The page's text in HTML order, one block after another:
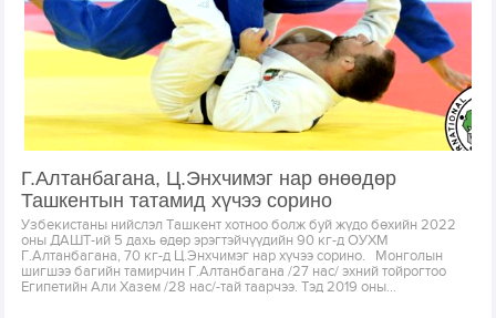
Г.Алтанбагана, Ц.Энхчимэг нар өнөөдөр
Ташкентын татамид хүчээ сорино
Узбекистаны нийслэл Ташкент хотноо болж буй жүдо бөхийн 2022
оны ДАШТ-ий 5 дахь өдөр эрэгтэйчүүдийн 90 кг-д ОУХМ
Г.Алтанбагана, 70 кг-д Ц.Энхчимэг нар хүчээ сорино. Монголын
шигшээ багийн тамирчин Г.Алтанбагана /27 нас/ эхний тойрогтоо
Египетийн Али Хазем /28 нас/-тай таарчээ. Тэд 2019 оны...